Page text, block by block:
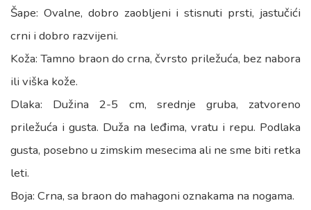
Šape: Ovalne, dobro zaobljeni i stisnuti prsti, jastučići
crni i dobro razvijeni.
Koža: Tamno braon do crna, čvrsto priležuća, bez nabora
ili viška kože.
Dlaka: Dužina 2-5 cm, srednje gruba, zatvoreno
priležuća i gusta. Duža na leđima, vratu i repu. Podlaka
gusta, posebno u zimskim mesecima ali ne sme biti retka
leti.
Boja: Crna, sa braon do mahagoni oznakama na nogama.